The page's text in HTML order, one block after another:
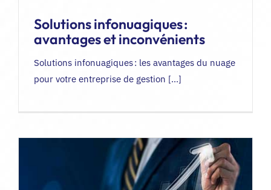
Solutions infonuagiques :
avantages et inconvénients
Solutions infonuagiques : les avantages du nuage
pour votre entreprise de gestion [...]